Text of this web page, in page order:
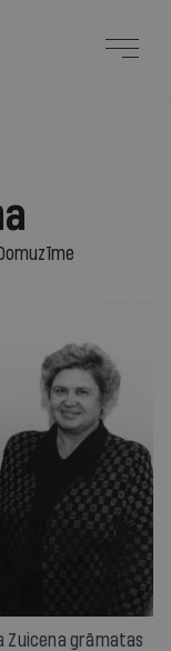
Domuzīme
Zuicena grāmatas